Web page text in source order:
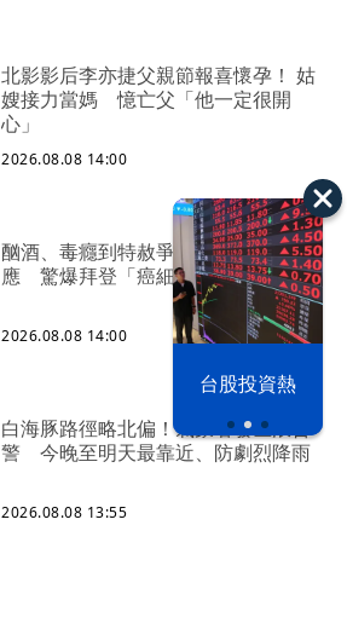
台股投資熱
北影影后李亦捷父親節報喜懷孕！ 姑
嫂接力當媽 憶亡父「他一定很開
心」
2026.08.08 14:00
酗酒、毒癮到特赦爭議！亨特首度回
應 驚爆拜登「癌細胞已轉移骨頭」
2026.08.08 14:00
白海豚路徑略北偏！氣象署發巨浪告
警 今晚至明天最靠近、防劇烈降雨
2026.08.08 13:55